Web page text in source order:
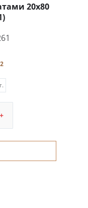
20x80
2
+